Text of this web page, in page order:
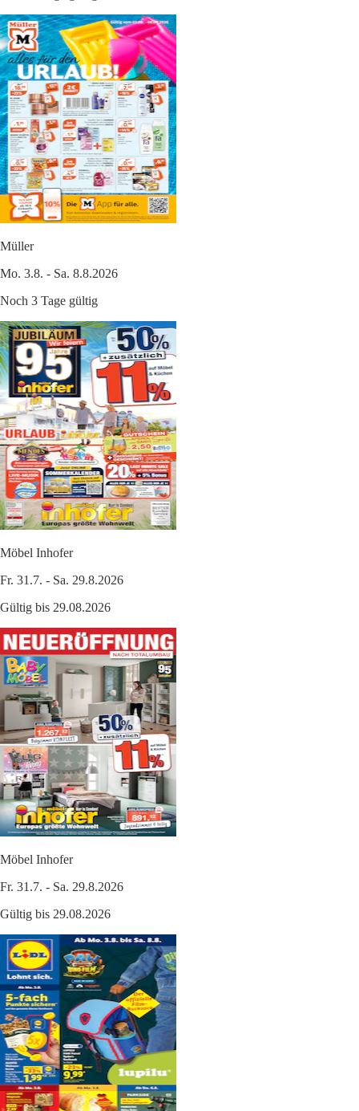
Müller
Mo. 3.8. - Sa. 8.8.2026
Noch 3 Tage gültig
Möbel Inhofer
Fr. 31.7. - Sa. 29.8.2026
Gültig bis 29.08.2026
Möbel Inhofer
Fr. 31.7. - Sa. 29.8.2026
Gültig bis 29.08.2026